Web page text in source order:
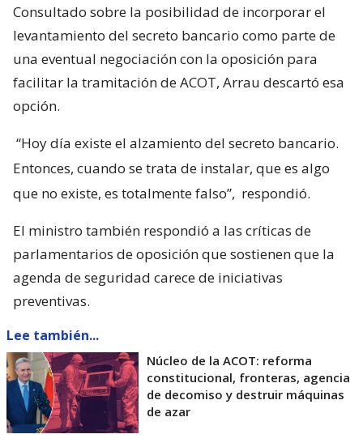
Consultado sobre la posibilidad de incorporar el
levantamiento del secreto bancario como parte de
una eventual negociación con la oposición para
facilitar la tramitación de ACOT, Arrau descartó esa
opción.
“Hoy día existe el alzamiento del secreto bancario.
Entonces, cuando se trata de instalar, que es algo
que no existe, es totalmente falso”, respondió.
El ministro también respondió a las críticas de
parlamentarios de oposición que sostienen que la
agenda de seguridad carece de iniciativas
preventivas.
Lee también...
Núcleo de la ACOT: reforma
constitucional, fronteras, agencia
de decomiso y destruir máquinas
de azar